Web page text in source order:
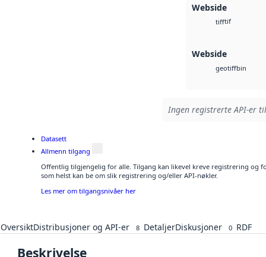
Webside
tifftif
Webside
geotiffbin
Ingen registrerte API-er
Datasett
Allmenn tilgang
Offentlig tilgjengelig for alle. Tilgang kan likevel kreve registrering og
som helst kan be om slik registrering og/eller API-nøkler.
Les mer om tilgangsnivåer her
OversiktDistribusjoner og API-er 8 DetaljerDiskusjoner 0 RDF
Beskrivelse